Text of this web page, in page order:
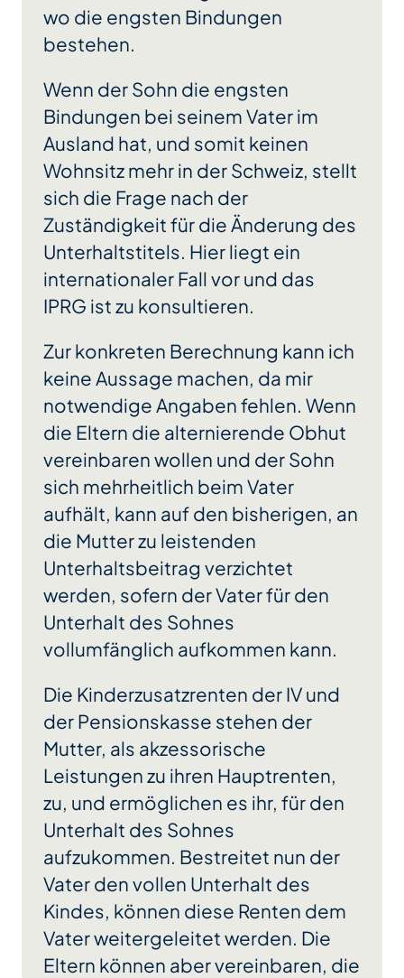
wo die engsten Bindungen
bestehen.
Wenn der Sohn die engsten
Bindungen bei seinem Vater im
Ausland hat, und somit keinen
Wohnsitz mehr in der Schweiz, stellt
sich die Frage nach der
Zuständigkeit für die Änderung des
Unterhaltstitels. Hier liegt ein
internationaler Fall vor und das
IPRG ist zu konsultieren.
Zur konkreten Berechnung kann ich
keine Aussage machen, da mir
notwendige Angaben fehlen. Wenn
die Eltern die alternierende Obhut
vereinbaren wollen und der Sohn
sich mehrheitlich beim Vater
aufhält, kann auf den bisherigen, an
die Mutter zu leistenden
Unterhaltsbeitrag verzichtet
werden, sofern der Vater für den
Unterhalt des Sohnes
vollumfänglich aufkommen kann.
Die Kinderzusatzrenten der IV und
der Pensionskasse stehen der
Mutter, als akzessorische
Leistungen zu ihren Hauptrenten,
zu, und ermöglichen es ihr, für den
Unterhalt des Sohnes
aufzukommen. Bestreitet nun der
Vater den vollen Unterhalt des
Kindes, können diese Renten dem
Vater weitergeleitet werden. Die
Eltern können aber vereinbaren, die